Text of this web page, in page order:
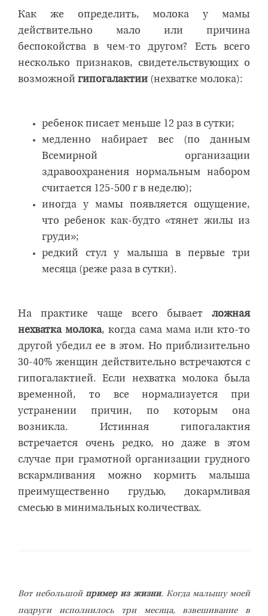
Как же определить, молока у мамы
действительно мало или причина
беспокойства в чем-то другом? Есть всего
несколько признаков, свидетельствующих о
возможной гипогалактии (нехватке молока):
ребенок писает меньше 12 раз в сутки;
медленно набирает вес (по данным
Всемирной организации
здравоохранения нормальным набором
считается 125-500 г в неделю);
иногда у мамы появляется ощущение,
что ребенок как-будто «тянет жилы из
груди»;
редкий стул у малыша в первые три
месяца (реже раза в сутки).
На практике чаще всего бывает ложная
нехватка молока, когда сама мама или кто-то
другой убедил ее в этом. Но приблизительно
30-40% женщин действительно встречаются с
гипогалактией. Если нехватка молока была
временной, то все нормализуется при
устранении причин, по которым она
возникла. Истинная гипогалактия
встречается очень редко, но даже в этом
случае при грамотной организации грудного
вскармливания можно кормить малыша
преимущественно грудью, докармливая
смесью в минимальных количествах.
Вот небольшойпример из жизни. Когда малышу моей
подруги исполнилось три месяца, взвешивание в